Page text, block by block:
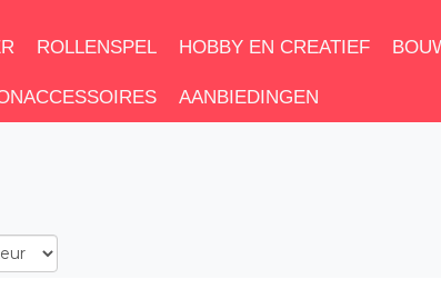
ROLLENSPEL HOBBY EN CREATIEF
AANBIEDINGEN